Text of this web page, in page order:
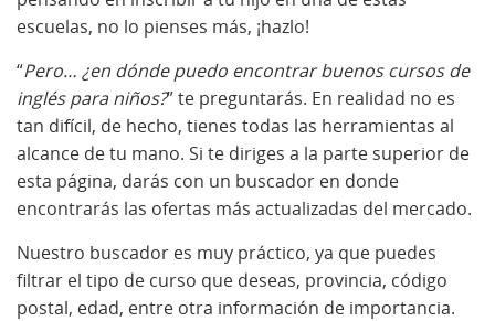
escuelas, no lo pienses más, ¡hazlo!
“Pero… ¿en dónde puedo encontrar buenos cursos de
inglés para niños?” te preguntarás. En realidad no es
tan difícil, de hecho, tienes todas las herramientas al
alcance de tu mano. Si te diriges a la parte superior de
esta página, darás con un buscador en donde
encontrarás las ofertas más actualizadas del mercado.
Nuestro buscador es muy práctico, ya que puedes
filtrar el tipo de curso que deseas, provincia, código
postal, edad, entre otra información de importancia.